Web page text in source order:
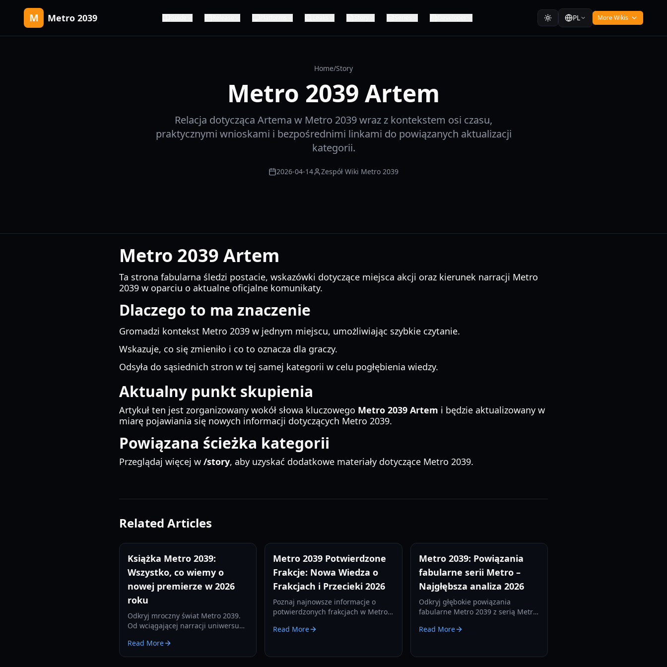
M Metro 2039 PL More Wikis
Home/Story
Metro 2039 Artem
Relacja dotycząca Artema w Metro 2039 wraz z kontekstem osi czasu,
praktycznymi wnioskami i bezpośrednimi linkami do powiązanych aktualizacji
kategorii.
2026-04-14 Zespół Wiki Metro 2039
Metro 2039 Artem
Ta strona fabularna śledzi postacie, wskazówki dotyczące miejsca akcji oraz kierunek narracji Metro
2039 w oparciu o aktualne oficjalne komunikaty.
Dlaczego to ma znaczenie
Gromadzi kontekst Metro 2039 w jednym miejscu, umożliwiając szybkie czytanie.
Wskazuje, co się zmieniło i co to oznacza dla graczy.
Odsyła do sąsiednich stron w tej samej kategorii w celu pogłębienia wiedzy.
Aktualny punkt skupienia
Artykuł ten jest zorganizowany wokół słowa kluczowego Metro 2039 Artem i będzie aktualizowany w
miarę pojawiania się nowych informacji dotyczących Metro 2039.
Powiązana ścieżka kategorii
Przeglądaj więcej w /story, aby uzyskać dodatkowe materiały dotyczące Metro 2039.
Related Articles
Książka Metro 2039:
Wszystko, co wiemy o
nowej premierze w 2026
roku
Odkryj mroczny świat Metro 2039.
Od wciągającej narracji uniwersum
szczegóły rozgrywki od 4A Games –
oto Twój kompletny przewodnik.
Read More
Metro 2039 Potwierdzone
Frakcje: Nowa Wiedza o
Frakcjach i Przecieki 2026
Poznaj najnowsze informacje o
potwierdzonych frakcjach w Metro
pod wodzą Huntera i nowych
Read More
Metro 2039: Powiązania
fabularne serii Metro –
Najgłębsza analiza 2026
Odkryj głębokie powiązania
fabularne Metro 2039 z serią Metro,
oraz psychologiczną zmianę w tej
Read More